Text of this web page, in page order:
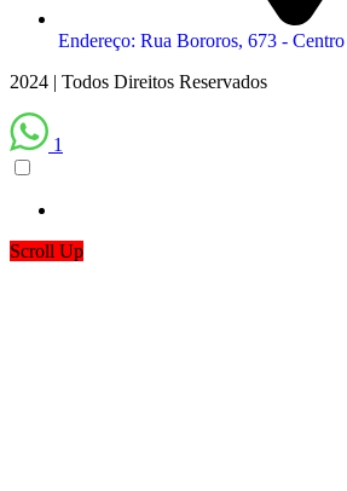
Endereço: Rua Bororos, 673 -
2024 | Todos Direitos Reservados
1
Scroll Up